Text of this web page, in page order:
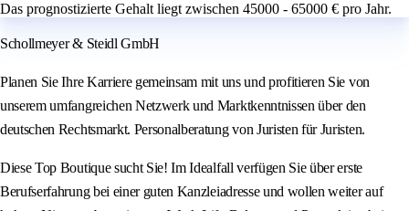
Das prognostizierte Gehalt liegt zwischen 45000 - 65000 € pro Jahr.
Schollmeyer & Steidl GmbH
Planen Sie Ihre Karriere gemeinsam mit uns und profitieren Sie von
unserem umfangreichen Netzwerk und Marktkenntnissen über den
deutschen Rechtsmarkt. Personalberatung von Juristen für Juristen.
Diese Top Boutique sucht Sie! Im Idealfall verfügen Sie über erste
Berufserfahrung bei einer guten Kanzleiadresse und wollen weiter auf